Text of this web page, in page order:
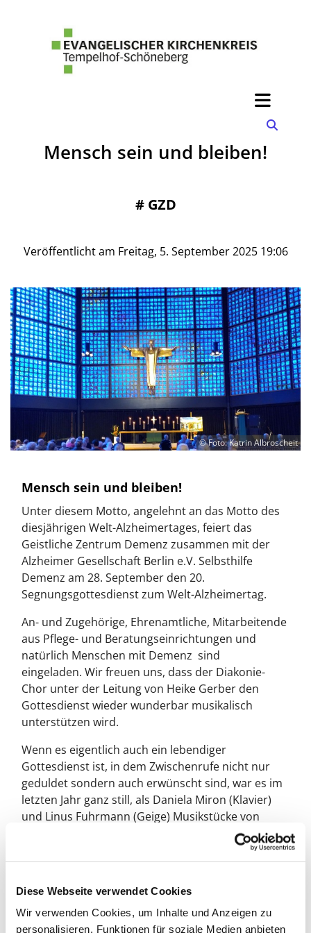
Diese Webseite verwendet Cookies
Wir verwenden Cookies, um Inhalte und Anzeigen zu
personalisieren, Funktionen für soziale Medien anbieten
Mensch sein und bleiben!
# GZD
Veröffentlicht am Freitag, 5. September 2025 19:06
© Foto: Katrin Albroscheit
Mensch sein und bleiben!
Unter diesem Motto, angelehnt an das Motto des
diesjährigen Welt-Alzheimertages, feiert das
Geistliche Zentrum Demenz zusammen mit der
Alzheimer Gesellschaft Berlin e.V. Selbsthilfe
Demenz am 28. September den 20.
Segnungsgottesdienst zum Welt-Alzheimertag.
An- und Zugehörige, Ehrenamtliche, Mitarbeitende
aus Pflege- und Beratungseinrichtungen und
natürlich Menschen mit Demenz sind
eingeladen. Wir freuen uns, dass der Diakonie-
Chor unter der Leitung von Heike Gerber den
Gottesdienst wieder wunderbar musikalisch
unterstützen wird.
Wenn es eigentlich auch ein lebendiger
Gottesdienst ist, in dem Zwischenrufe nicht nur
geduldet sondern auch erwünscht sind, war es im
letzten Jahr ganz still, als Daniela Miron (Klavier)
und Linus Fuhrmann (Geige) Musikstücke von
Pablo de Sarasate und Jules Massenet spielten.
Auch in diesem Jahr hat Linus Fuhrmann zugesagt,
im Gottedienst zu spielen.
Im Anschluss an den Gottesdienst sind alle, die
möchten, zu Kaffee und Kuchen eingeladen.